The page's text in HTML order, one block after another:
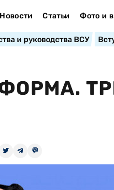
Новости Статьи Фото и
и руководства ВСУ